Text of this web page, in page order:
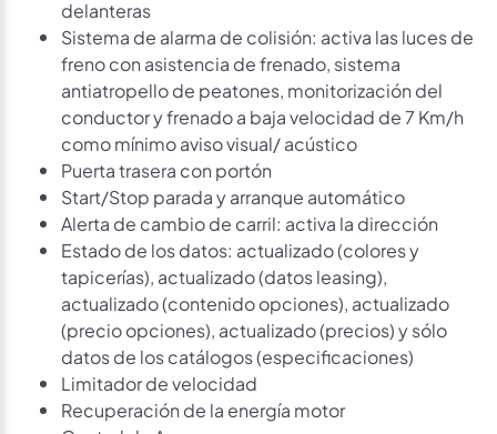
delanteras
Sistema de alarma de colisión: activa las luces de
freno con asistencia de frenado, sistema
antiatropello de peatones, monitorización del
conductor y frenado a baja velocidad de 7 Km/h
como mínimo aviso visual/ acústico
Puerta trasera con portón
Start/Stop parada y arranque automático
Alerta de cambio de carril: activa la dirección
Estado de los datos: actualizado (colores y
tapicerías), actualizado (datos leasing),
actualizado (contenido opciones), actualizado
(precio opciones), actualizado (precios) y sólo
datos de los catálogos (especificaciones)
Limitador de velocidad
Recuperación de la energía motor